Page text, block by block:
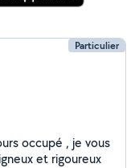
Particulier
et rigoureux